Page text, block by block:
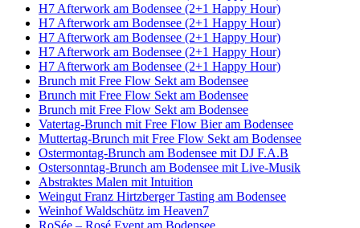
H7 Afterwork am Bodensee (2+1 Happy Hour)
H7 Afterwork am Bodensee (2+1 Happy Hour)
H7 Afterwork am Bodensee (2+1 Happy Hour)
H7 Afterwork am Bodensee (2+1 Happy Hour)
H7 Afterwork am Bodensee (2+1 Happy Hour)
Brunch mit Free Flow Sekt am Bodensee
Brunch mit Free Flow Sekt am Bodensee
Brunch mit Free Flow Sekt am Bodensee
Vatertag-Brunch mit Free Flow Bier am Bodensee
Muttertag-Brunch mit Free Flow Sekt am Bodensee
Ostermontag-Brunch am Bodensee mit DJ F.A.B
Ostersonntag-Brunch am Bodensee mit Live-Musik
Abstraktes Malen mit Intuition
Weingut Franz Hirtzberger Tasting am Bodensee
Weinhof Waldschütz im Heaven7
RoSée – Rosé Event am Bodensee